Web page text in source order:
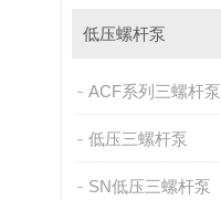
低压螺杆泵
ACF系列三螺杆泵
低压三螺杆泵
SN低压三螺杆泵